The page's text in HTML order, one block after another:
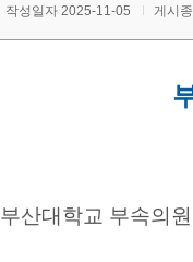
작성일자 2025-11-05 게시
부산대학교 부속의